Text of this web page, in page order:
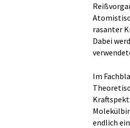
rasanter
Dabei
Im
endlich